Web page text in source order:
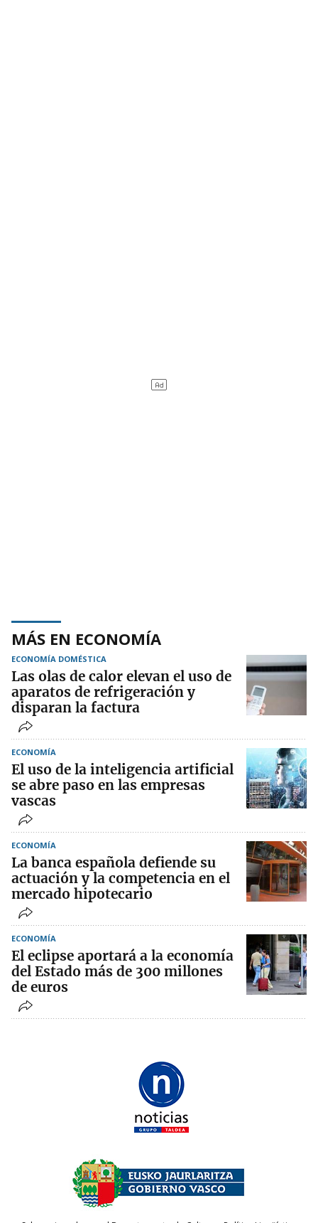
MÁS EN ECONOMÍA
ECONOMÍA DOMÉSTICA
Las olas de calor elevan el uso de
aparatos de refrigeración y
disparan la factura
ECONOMÍA
El uso de la inteligencia artificial
se abre paso en las empresas
vascas
ECONOMÍA
La banca española defiende su
actuación y la competencia en el
mercado hipotecario
ECONOMÍA
El eclipse aportará a la economía
del Estado más de 300 millones
de euros